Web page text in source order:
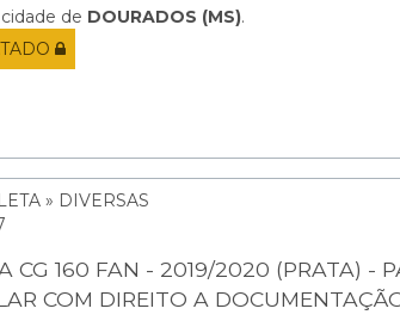
de DOURADOS (MS).
» DIVERSAS
CG 160 FAN - 2019/2020 (PRATA) -
COM DIREITO A